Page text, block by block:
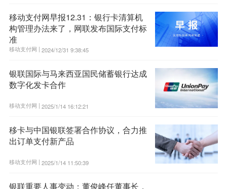
移动支付网早报12.31：银行卡清算机
构管理办法来了，网联发布国际支付标
准
移动支付网 | 2024/12/31 9:38:45
银联国际与马来西亚国民储蓄银行达成
数字化发卡合作
移动支付网 | 2025/1/14 16:12:21
移卡与中国银联签署合作协议，合力推
出订单支付新产品
移动支付网 | 2025/1/14 11:50:39
银联重要人事变动：董俊峰任董事长，